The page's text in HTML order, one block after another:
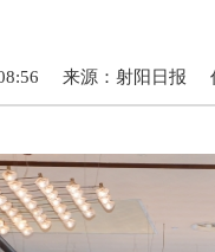
来源： 射阳日报